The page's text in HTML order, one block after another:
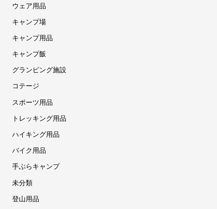
ウェア用品
キャンプ場
キャンプ用品
キャンプ飯
グランピング施設
コテージ
スポーツ用品
トレッキング用品
ハイキング用品
バイク用品
手ぶらキャンプ
未分類
登山用品